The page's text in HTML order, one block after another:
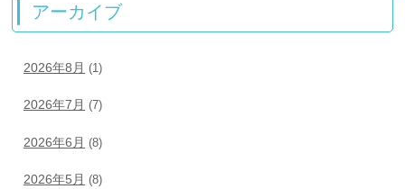
アーカイブ
2026年8月 (1)
2026年7月 (7)
2026年6月 (8)
2026年5月 (8)